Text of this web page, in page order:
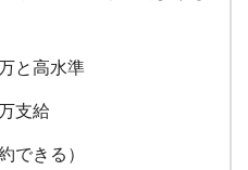
と高水準
支給
できる）